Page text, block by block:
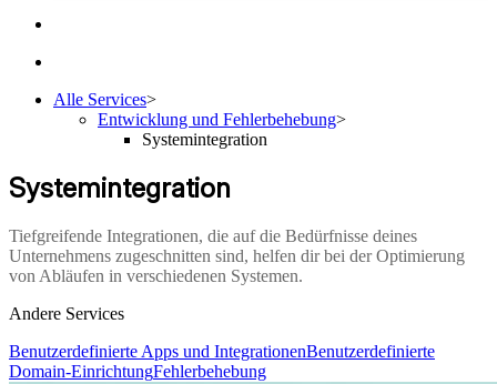
Alle Services>
Entwicklung und Fehlerbehebung>
Systemintegration
Systemintegration
Tiefgreifende Integrationen, die auf die Bedürfnisse deines
Unternehmens zugeschnitten sind, helfen dir bei der Optimierung
von Abläufen in verschiedenen Systemen.
Andere Services
Benutzerdefinierte Apps und IntegrationenBenutzerdefinierte
Domain-EinrichtungFehlerbehebung